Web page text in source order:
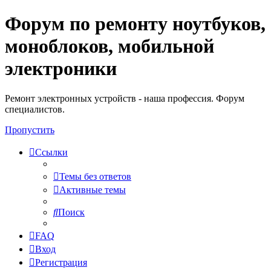
Регистрация
Форум по ремонту ноутбуков,
моноблоков, мобильной
электроники
Ремонт электронных устройств - наша профессия. Форум
специалистов.
Пропустить
Ссылки
Темы без ответов
Активные темы
Поиск
FAQ
Вход
Регистрация